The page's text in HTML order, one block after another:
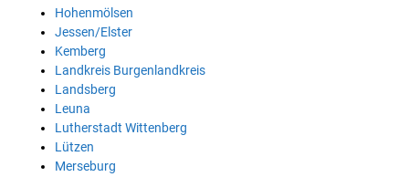
Hohenmölsen
Jessen/Elster
Kemberg
Landkreis Burgenlandkreis
Landsberg
Leuna
Lutherstadt Wittenberg
Lützen
Merseburg